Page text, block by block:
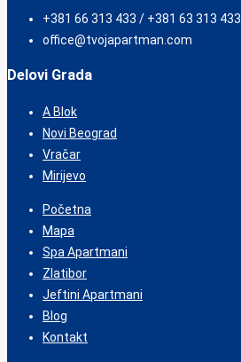
+381 66 313 433 / +381 63 313 433
office@tvojapartman.com
Delovi Grada
A Blok
Novi Beograd
Vračar
Mirijevo
Početna
Mapa
Spa Apartmani
Zlatibor
Jeftini Apartmani
Blog
Kontakt